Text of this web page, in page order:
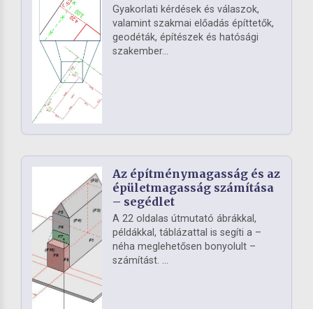
Gyakorlati kérdések és válaszok,
valamint szakmai előadás építtetők,
geodéták, építészek és hatósági
szakember...
Az építménymagasság és az
épületmagasság számítása
– segédlet
A 22 oldalas útmutató ábrákkal,
példákkal, táblázattal is segíti a –
néha meglehetősen bonyolult –
számítást. ...